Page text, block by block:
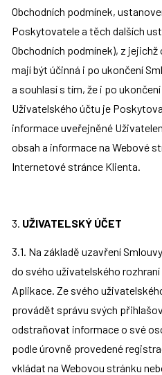
Obchodních podmínek,
Poskytovatele a těch dalších
Obchodních podmínek), z
mají být účinná i po ukončení
a souhlasí s tím, že i po
Uživatelského účtu je
informace uveřejněné
obsah a informace na Webové
Internetové stránce Klienta.
3. UŽIVATELSKÝ ÚČET
3.1. Na základě uzavření
do svého uživatelského
Aplikace. Ze svého
provádět správu svých
odstraňovat informace o své
podle úrovně provedené
vkládat na Webovou stránku